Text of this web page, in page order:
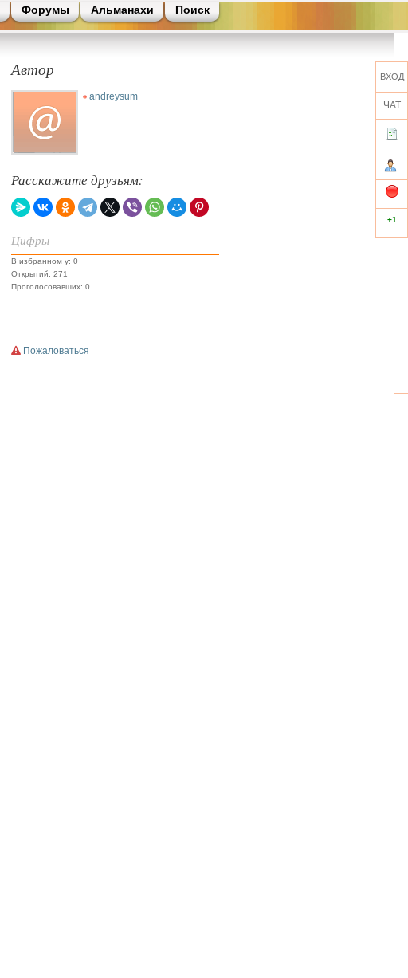
Форумы Альманахи Поиск
+1
ЧАТ
ВХОД
Автор
andreysum
Расскажите друзьям:
Цифры
В избранном у: 0
Открытий: 271
Проголосовавших: 0
Пожаловаться